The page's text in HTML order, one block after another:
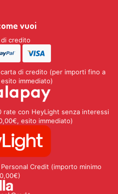
vuoi
credito
di credito (per importi fino a
immediato)
rate con HeyLight senza interessi
esito immediato)
Credit (importo minimo